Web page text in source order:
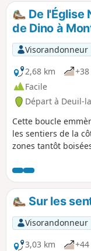
De l'Église
de Dino à
Visorandonneur
2,68 km
Facile
Départ à Deuil-
Cette boucle
les sentiers de la
zones tantôt
de l'Église Notre-
du V2), la
le Parc de Dino à
chargé d'Histoire
inauguré en juillet
proposé par
Côte de Deuil
Sur les
Visorandonneur
3,03 km